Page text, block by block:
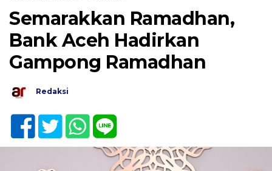
Semarakkan Ramadhan,
Bank Aceh Hadirkan
Gampong Ramadhan
Redaksi